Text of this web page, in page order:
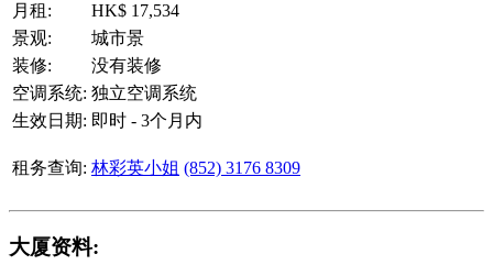
月租:
HK$ 17,534
景观:
城市景
装修:
没有装修
空调系统: 独立空调系统
生效日期: 即时 - 3个月内
租务查询: 林彩英小姐 (852) 3176 8309
大厦资料: